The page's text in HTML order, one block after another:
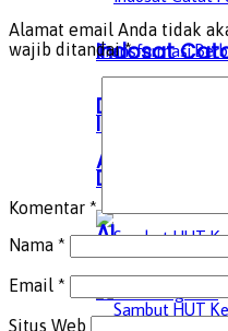
Indosat
Digit
AI
Indosat
Digit
AI
Alamat email Anda tidak
wajib ditandai*
Komentar *
Nama *
Email *
Situs Web